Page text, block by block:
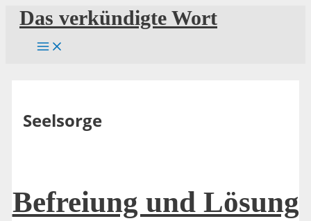
Zum
Inhalt
springen
Das verkündigte Wort
Seelsorge
Befreiung und Lösung